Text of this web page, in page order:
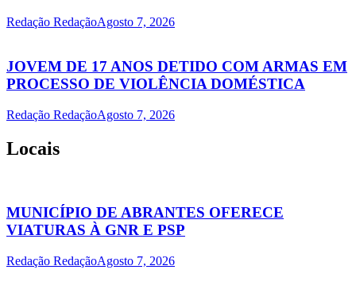
Redação RedaçãoAgosto 7, 2026
JOVEM DE 17 ANOS DETIDO COM ARMAS EM
PROCESSO DE VIOLÊNCIA DOMÉSTICA
Redação RedaçãoAgosto 7, 2026
Locais
MUNICÍPIO DE ABRANTES OFERECE
VIATURAS À GNR E PSP
Redação RedaçãoAgosto 7, 2026